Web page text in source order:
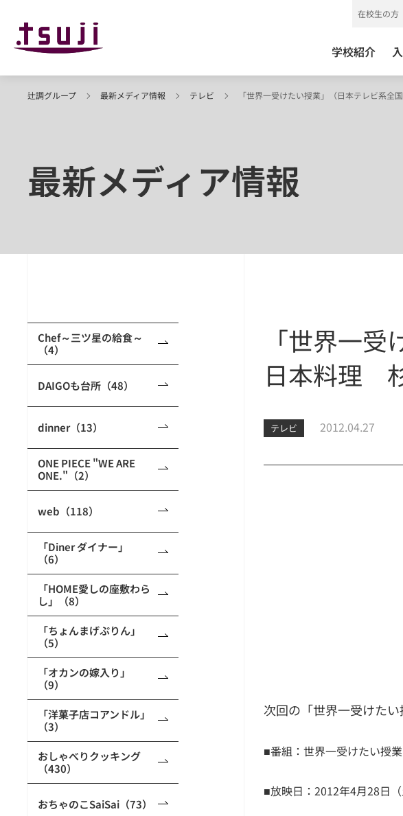
学校紹介
在校生の方
辻調グループ 最新メディア情報 テレビ 「世界一受けたい授業」（日本テレビ系
最新メディア情報
Chef～三ツ星の給食～
（4）
DAIGOも台所（48）
dinner（13）
ONE PIECE "WE ARE
ONE."（2）
web（118）
「Diner ダイナー」
（6）
「HOME愛しの座敷わら
し」（8）
「ちょんまげぷりん」
（5）
「オカンの嫁入り」
（9）
「洋菓子店コアンドル」
（3）
おしゃべりクッキング
（430）
おちゃのこSaiSai（73）
「世界一
日本料理
テレビ 2012.04.27
次回の「世界一受けた
■番組：世界一受けたい授業
■放映日：2012年4月28日